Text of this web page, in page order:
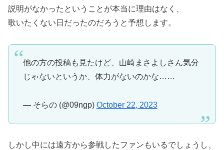
説明がなかったということが本当に理由はなく、
歌いたくない日だったのだろうと予想します。
他の方の投稿も見たけど、山崎まさよしさん気分
じゃないというか、体力がないのかな……
— そらの (@09ngp) October 22, 2023
しかし中には遠方から参戦したファンもいるでしょうし、